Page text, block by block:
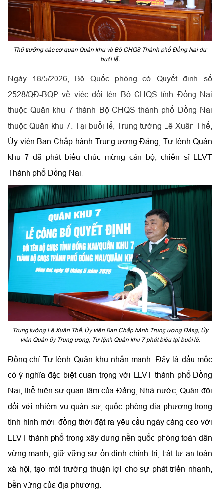
Thủ trưởng các cơ quan Quân khu và Bộ CHQS Thành phố Đồng Nai dự
buổi lễ.
Ngày 18/5/2026, Bộ Quốc phòng có Quyết định số
2528/QĐ-BQP về việc đổi tên Bộ CHQS tỉnh Đồng Nai
thuộc Quân khu 7 thành Bộ CHQS thành phố Đồng Nai
thuộc Quân khu 7. Tại buổi lễ, Trung tướng Lê Xuân Thế,
Ủy viên Ban Chấp hành Trung ương Đảng, Tư lệnh Quân
khu 7 đã phát biểu chúc mừng cán bộ, chiến sĩ LLVT
Thành phố Đồng Nai.
Trung tướng Lê Xuân Thế, Ủy viên Ban Chấp hành Trung ương Đảng, Ủy
viên Quân ủy Trung ương, Tư lệnh Quân khu 7 phát biểu tại buổi lễ.
Đồng chí Tư lệnh Quân khu nhấn mạnh: Đây là dấu mốc
có ý nghĩa đặc biệt quan trọng với LLVT thành phố Đồng
Nai, thể hiện sự quan tâm của Đảng, Nhà nước, Quân đội
đối với nhiệm vụ quân sự, quốc phòng địa phương trong
tình hình mới; đồng thời đặt ra yêu cầu ngày càng cao với
LLVT thành phố trong xây dựng nền quốc phòng toàn dân
vững mạnh, giữ vững sự ổn định chính trị, trật tự an toàn
xã hội, tạo môi trường thuận lợi cho sự phát triển nhanh,
bền vững của địa phương.